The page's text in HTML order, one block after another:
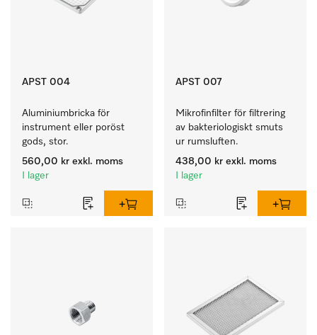
APST 004
Aluminiumbricka för
instrument eller poröst
gods, stor.
560,00 kr exkl. moms
I lager
APST 007
Mikrofinfilter för filtrering
av bakteriologiskt smuts
ur rumsluften.
438,00 kr exkl. moms
I lager